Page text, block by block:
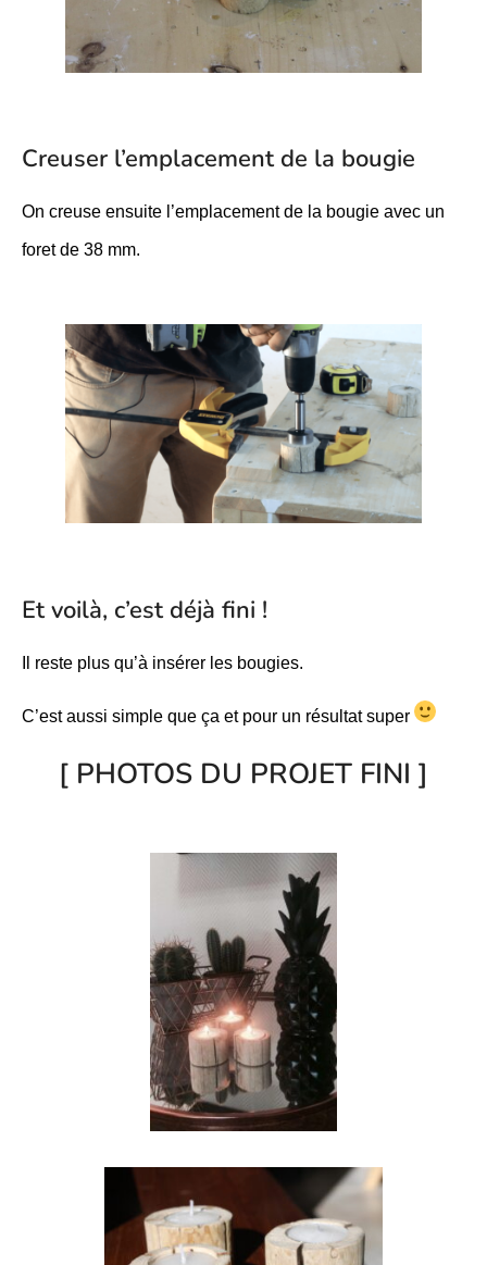
Creuser l’emplacement de la bougie
On creuse ensuite l’emplacement de la bougie avec un
foret de 38 mm.
Et voilà, c’est déjà fini !
Il reste plus qu’à insérer les bougies.
C’est aussi simple que ça et pour un résultat super
[ PHOTOS DU PROJET FINI ]